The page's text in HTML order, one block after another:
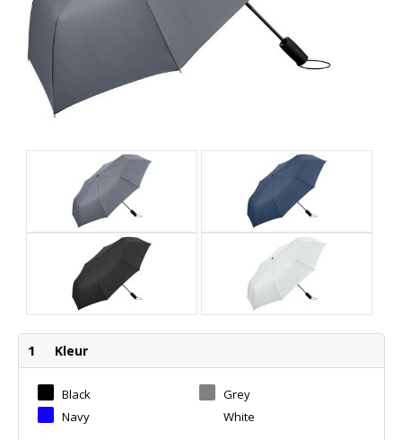
1 Kleur
Black
Grey
Navy
White